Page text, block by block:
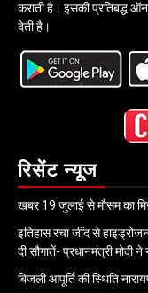
कराती है। इसकी प्रतिबद्ध
देती है।
रिसेंट न्यूज
खबर 19 जुलाई से मौसम का
इतिहास रचा जींद से
दी सौगातें- प्रधानमंत्री मोदी
बिजली आपूर्ति की स्थिति